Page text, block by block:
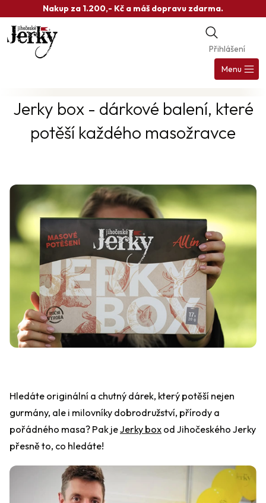
na
obsah
Nakup za 1.200,- Kč a máš dopravu zdarma.
Přihlášení
Menu
Jerky box - dárkové balení, které
potěší každého masožravce
Hledáte originální a chutný dárek, který potěší nejen
gurmány, ale i milovníky dobrodružství, přírody a
pořádného masa? Pak jeJerky box od Jihočeského Jerky
přesně to, co hledáte!